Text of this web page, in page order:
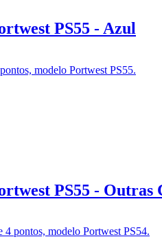
PS55 - Azul
PS55 - Outras